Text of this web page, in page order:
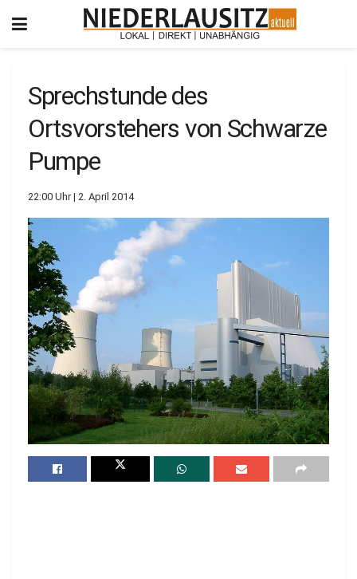
Sprechstunde des
Ortsvorstehers von Schwarze
Pumpe
22:00 Uhr | 2. April 2014